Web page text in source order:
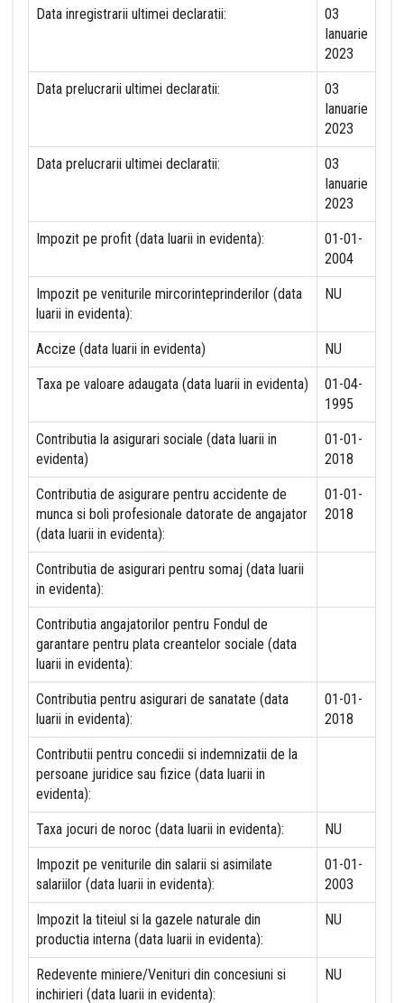
Data inregistrarii ultimei declaratii:
03
Ianuarie
2023
Data prelucrarii ultimei declaratii:
03
Ianuarie
2023
Data prelucrarii ultimei declaratii:
03
Ianuarie
2023
Impozit pe profit (data luarii in evidenta):
01-01-
2004
Impozit pe veniturile mircorinteprinderilor (data
luarii in evidenta):
NU
Accize (data luarii in evidenta) NU
Taxa pe valoare adaugata (data luarii in evidenta)
01-04-
1995
Contributia la asigurari sociale (data luarii in
evidenta)
01-01-
2018
Contributia de asigurare pentru accidente de
munca si boli profesionale datorate de angajator
(data luarii in evidenta):
01-01-
2018
Contributia de asigurari pentru somaj (data luarii
in evidenta):
Contributia angajatorilor pentru Fondul de
garantare pentru plata creantelor sociale (data
luarii in evidenta):
Contributia pentru asigurari de sanatate (data
luarii in evidenta):
01-01-
2018
Contributii pentru concedii si indemnizatii de la
persoane juridice sau fizice (data luarii in
evidenta):
Taxa jocuri de noroc (data luarii in evidenta): NU
Impozit pe veniturile din salarii si asimilate
salariilor (data luarii in evidenta):
01-01-
2003
Impozit la titeiul si la gazele naturale din
productia interna (data luarii in evidenta):
NU
Redevente miniere/Venituri din concesiuni si
inchirieri (data luarii in evidenta):
NU